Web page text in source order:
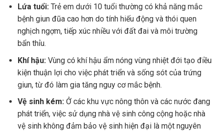
Lứa tuổi:Trẻ em dưới 10 tuổi thường có khả năng mắc
bệnh giun đũa cao hơn do tính hiếu động và thói quen
nghịch ngợm, tiếp xúc nhiều với đất đai và môi trường
bẩn thỉu.
Khí hậu:Vùng có khí hậu ẩm nóng vùng nhiệt đới tạo điều
kiện thuận lợi cho việc phát triển và sống sót của trứng
giun, từ đó làm gia tăng nguy cơ mắc bệnh.
Vệ sinh kém:Ở các khu vực nông thôn và các nước đang
phát triển, việc sử dụng nhà vệ sinh công cộng hoặc nhà
vệ sinh không đảm bảo vệ sinh hiện đại là một nguyên